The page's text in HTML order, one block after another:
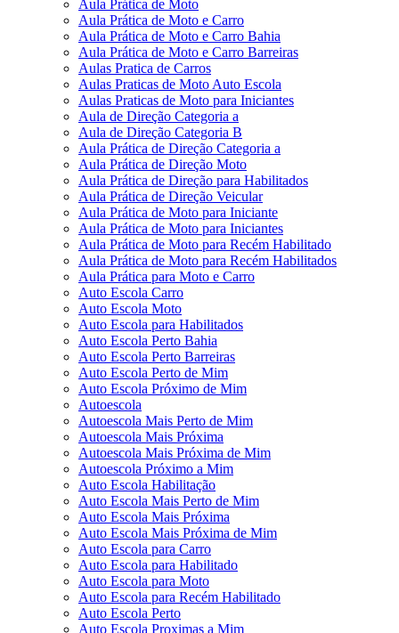
Aula Prática de Moto
Aula Prática de Moto e Carro
Aula Prática de Moto e Carro Bahia
Aula Prática de Moto e Carro Barreiras
Aulas Pratica de Carros
Aulas Praticas de Moto Auto Escola
Aulas Praticas de Moto para Iniciantes
Aula de Direção Categoria a
Aula de Direção Categoria B
Aula Prática de Direção Categoria a
Aula Prática de Direção Moto
Aula Prática de Direção para Habilitados
Aula Prática de Direção Veicular
Aula Prática de Moto para Iniciante
Aula Prática de Moto para Iniciantes
Aula Prática de Moto para Recém Habilitado
Aula Prática de Moto para Recém Habilitados
Aula Prática para Moto e Carro
Auto Escola Carro
Auto Escola Moto
Auto Escola para Habilitados
Auto Escola Perto Bahia
Auto Escola Perto Barreiras
Auto Escola Perto de Mim
Auto Escola Próximo de Mim
Autoescola
Autoescola Mais Perto de Mim
Autoescola Mais Próxima
Autoescola Mais Próxima de Mim
Autoescola Próximo a Mim
Auto Escola Habilitação
Auto Escola Mais Perto de Mim
Auto Escola Mais Próxima
Auto Escola Mais Próxima de Mim
Auto Escola para Carro
Auto Escola para Habilitado
Auto Escola para Moto
Auto Escola para Recém Habilitado
Auto Escola Perto
Auto Escola Proximas a Mim